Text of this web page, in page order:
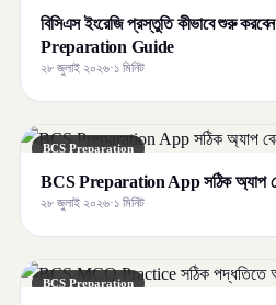
বিসিএস ইংরেজি প্রস্তুতি কীভাবে শুরু
Preparation Guide
২৮ জুলাই ২০২৬·১ মিনিট
BCS Preparation
BCS Preparation App সঠিক অ্যাপ
২৮ জুলাই ২০২৬·১ মিনিট
BCS Preparation